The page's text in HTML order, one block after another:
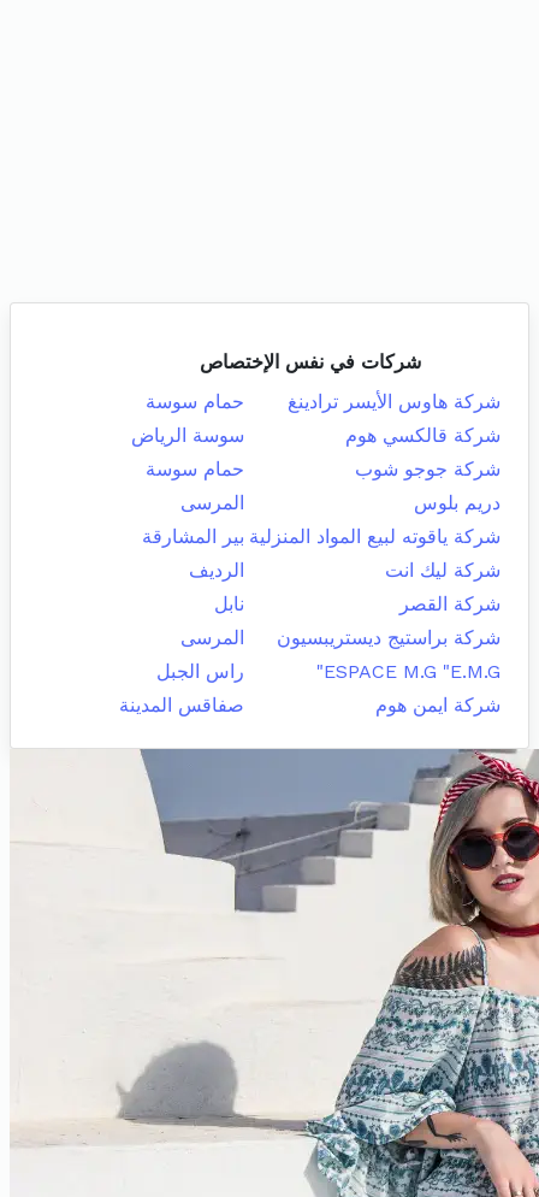
شركات في نفس الإختصاص
شركة هاوس الأيسر ترادينغ
حمام سوسة
شركة قالكسي هوم
سوسة الرياض
شركة جوجو شوب
حمام سوسة
دريم بلوس
المرسى
شركة ياقوته لبيع المواد المنزلية بير المشارقة
شركة ليك انت
الرديف
شركة القصر
نابل
شركة براستيج ديستريبسيون
المرسى
ESPACE M.G "E.M.G"
راس الجبل
شركة ايمن هوم
صفاقس المدينة